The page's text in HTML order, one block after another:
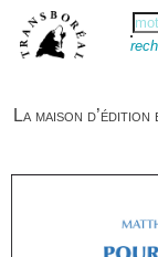
La maison